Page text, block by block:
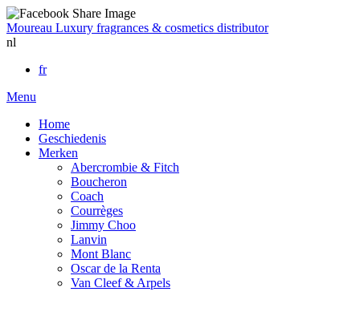
Moureau Luxury fragrances & cosmetics distributor
nl
fr
Menu
Home
Geschiedenis
Merken
Abercrombie & Fitch
Boucheron
Coach
Courrèges
Jimmy Choo
Lanvin
Mont Blanc
Oscar de la Renta
Van Cleef & Arpels